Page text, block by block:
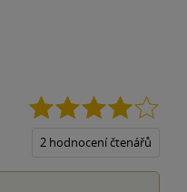
2 hodnocení čtenářů